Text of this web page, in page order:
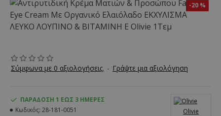
-20 %
Σύμφωνα με 0 αξιολογήσεις. - Γράψτε μια αξιολόγηση
ΠΑΡΆΔΟΣΗ 1 ΈΩΣ 3 ΗΜΈΡΕΣ
Κωδικός: 28-181-0051 Olivie